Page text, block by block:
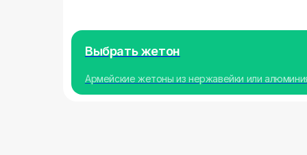
Выбрать жетон
Армейские жетоны из нержавейки или